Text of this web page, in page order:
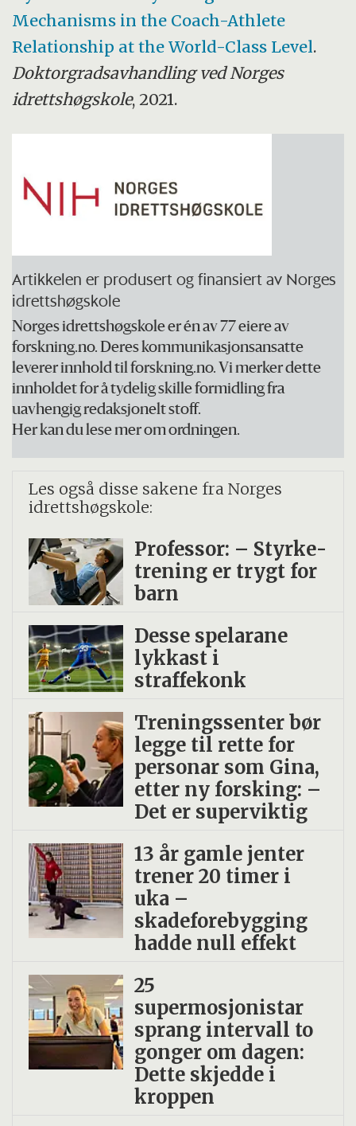
Mechanisms in the Coach-Athlete
Relationship at the World-Class Level.
Doktorgradsavhandling ved Norges
idrettshøgskole, 2021.
Artikkelen er produsert og finansiert av Norges
idrettshøgskole
Norges idrettshøgskole er én av 77 eiere av
forskning.no. Deres kommunikasjonsansatte
leverer innhold til forskning.no. Vi merker dette
innholdet for å tydelig skille formidling fra
uavhengig redaksjonelt stoff.
Her kan du lese mer om ordningen.
Les også disse sakene fra Norges
idrettshøgskole:
Professor: – Styrke­
trening er trygt for
barn
Desse spelarane
lykkast i
straffekonk
Treningssenter bør
legge til rette for
personar som Gina,
etter ny forsking: –
Det er superviktig
13 år gamle jenter
trener 20 timer i
uka –
skadeforebygging
hadde null effekt
25
supermosjonistar
sprang intervall to
gonger om dagen:
Dette skjedde i
kroppen